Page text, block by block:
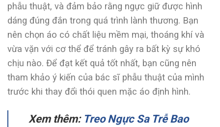
phẫu thuật, và đảm bảo rằng ngực giữ được hình
dáng đúng đắn trong quá trình lành thương. Bạn
nên chọn áo có chất liệu mềm mại, thoáng khí và
vừa vặn với cơ thể để tránh gây ra bất kỳ sự khó
chịu nào. Để đạt kết quả tốt nhất, bạn cũng nên
tham khảo ý kiến của bác sĩ phẫu thuật của mình
trước khi thay đổi thói quen mặc áo định hình.
Xem thêm: Treo Ngực Sa Trễ Bao